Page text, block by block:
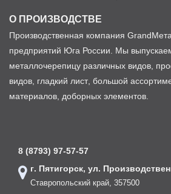
О ПРОИЗВОДСТВЕ
Производственная компания
предприятий Юга России. Мы
металлочерепицу различных видов,
видов, гладкий лист, большой
материалов, доборных элементов.
8 (8793) 97-57-57
г. Пятигорск, ул.
Ставропольский край, 357500